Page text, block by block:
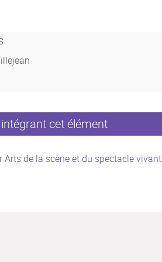
cet élément
Arts de la scène et du spectacle vivant